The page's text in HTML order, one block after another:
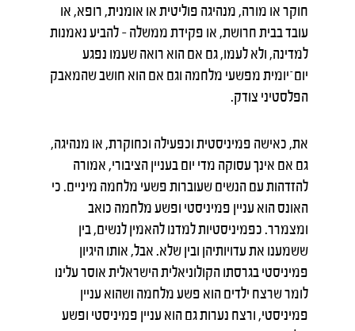
חוקר או מורה, מנהיגה פוליטית או אומנית, רופא, או
עובד בבית חרושת, או פקידת ממשלה – להביע נאמנות
למדינה, ולא לעמו, גם אם הוא רואה שעמו נפגע
יום־יומית מפשעי מלחמה וגם אם הוא חושב שהמאבק
הפלסטיני צודק.
את, כאישה פמיניסטית וכפעילה וכחוקרת, או מנהיגה,
גם אם אינך עסוקה מדי יום בעניין הציבורי, אמורה
להזדהות עם הנשים שעוברות פשעי מלחמה מיניים. כי
האונס הוא עניין פמיניסטי ופשע מלחמה כואב
ומצמרר. כפמיניסטיות למדנו להאמין לנשים, בין
ששמענו את עדויותיהן ובין שלא. אבל, אותו היגיון
פמיניסטי בגרסתו הקולוניאלית הישראלית אוסר עלינו
לומר שרצח ילדים הוא פשע מלחמה ושהוא עניין
פמיניסטי, ורצח נערות גם הוא עניין פמיניסטי ופשע